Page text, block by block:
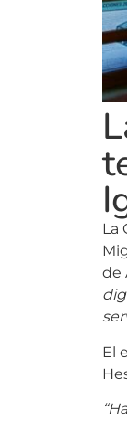
La
de
El